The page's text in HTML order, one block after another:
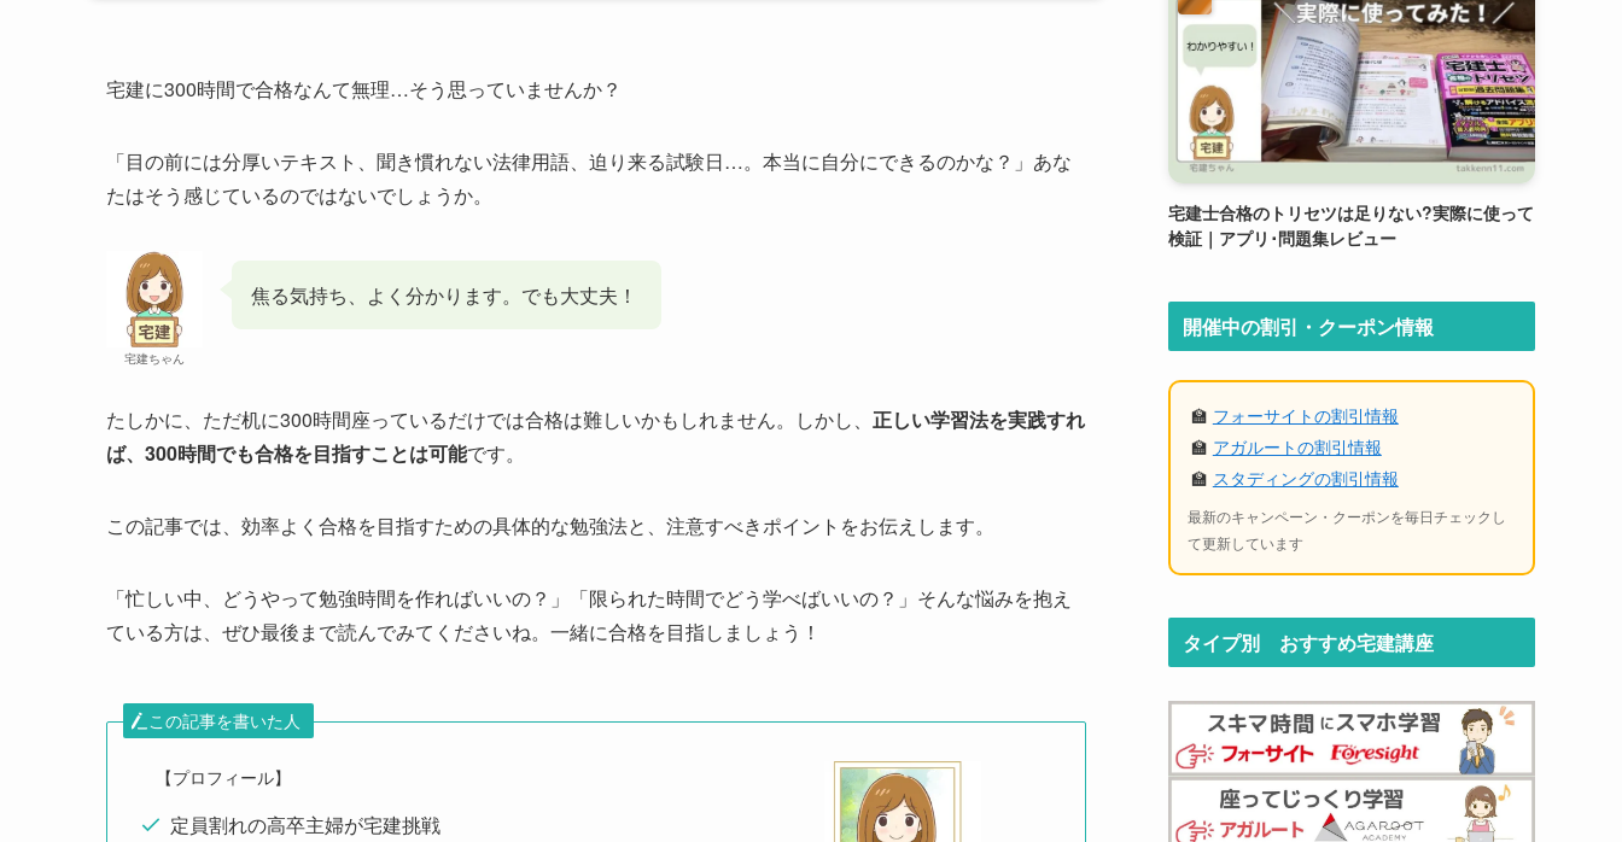
宅建に300時間で合格なんて無理…そう思っていませんか？
「目の前には分厚いテキスト、聞き慣れない法律用語、迫り来る試験日…。本当に自分にできるのかな？」あな
たはそう感じているのではないでしょうか。
宅建ちゃん
焦る気持ち、よく分かります。でも大丈夫！
たしかに、ただ机に300時間座っているだけでは合格は難しいかもしれません。しかし、 正しい学習法を実践すれ
ば、300時間でも合格を目指すことは可能です。
この記事では、効率よく合格を目指すための具体的な勉強法と、注意すべきポイントをお伝えします。
「忙しい中、どうやって勉強時間を作ればいいの？」「限られた時間でどう学べばいいの？」そんな悩みを抱え
ている方は、ぜひ最後まで読んでみてくださいね。一緒に合格を目指しましょう！
この記事を書いた人
【プロフィール】
定員割れの高卒主婦が宅建挑戦
宅建士合格のトリセツは足りない?実際に使って
検証｜アプリ･問題集レビュー
開催中の割引・クーポン情報
🏫 フォーサイトの割引情報
🏫 アガルートの割引情報
🏫 スタディングの割引情報
最新のキャンペーン・クーポンを毎日チェックし
て更新しています
タイプ別 おすすめ宅建講座